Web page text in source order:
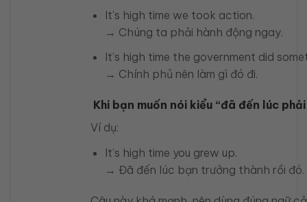
It’s high time we took action.
→ Chúng ta phải hành động ngay.
It’s high time the government did
→ Chính phủ nên làm gì đó đi.
Khi bạn muốn nói kiểu “đã đến lúc
Ví dụ:
It’s high time you grew up.
→ Đã đến lúc bạn trưởng thành rồi đó.